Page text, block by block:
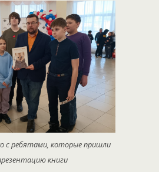
с ребятами, которые пришли
книги